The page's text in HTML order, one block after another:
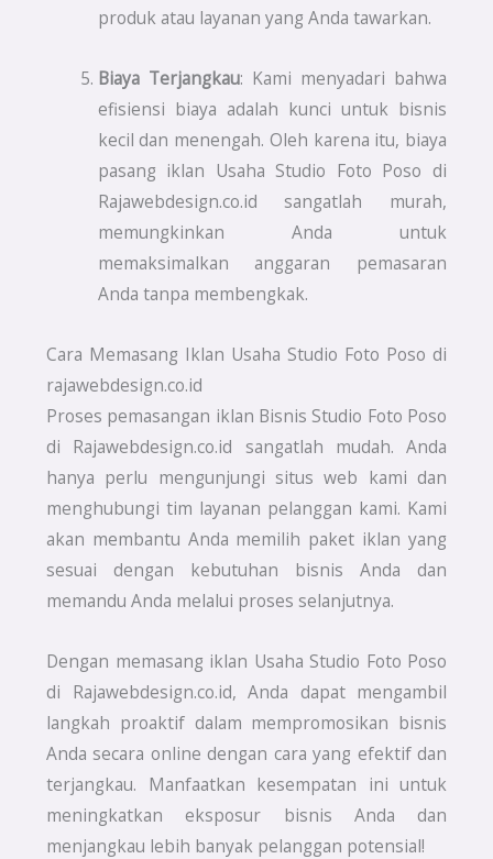
produk atau layanan yang Anda tawarkan.
Biaya Terjangkau: Kami menyadari bahwa
efisiensi biaya adalah kunci untuk bisnis
kecil dan menengah. Oleh karena itu, biaya
pasang iklan Usaha Studio Foto Poso di
Rajawebdesign.co.id sangatlah murah,
memungkinkan Anda untuk
memaksimalkan anggaran pemasaran
Anda tanpa membengkak.
Cara Memasang Iklan Usaha Studio Foto Poso di
rajawebdesign.co.id
Proses pemasangan iklan Bisnis Studio Foto Poso
di Rajawebdesign.co.id sangatlah mudah. Anda
hanya perlu mengunjungi situs web kami dan
menghubungi tim layanan pelanggan kami. Kami
akan membantu Anda memilih paket iklan yang
sesuai dengan kebutuhan bisnis Anda dan
memandu Anda melalui proses selanjutnya.
Dengan memasang iklan Usaha Studio Foto Poso
di Rajawebdesign.co.id, Anda dapat mengambil
langkah proaktif dalam mempromosikan bisnis
Anda secara online dengan cara yang efektif dan
terjangkau. Manfaatkan kesempatan ini untuk
meningkatkan eksposur bisnis Anda dan
menjangkau lebih banyak pelanggan potensial!